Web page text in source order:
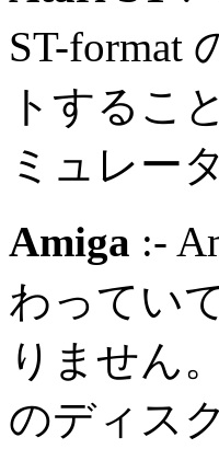
ST-format
トするこ
ミュレー
Amiga :-
わってい
りません
のディス